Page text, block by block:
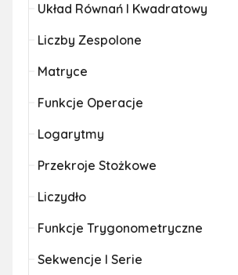
Układ Równań I Kwadratowy
Liczby Zespolone
Matryce
Funkcje Operacje
Logarytmy
Przekroje Stożkowe
Liczydło
Funkcje Trygonometryczne
Sekwencje I Serie